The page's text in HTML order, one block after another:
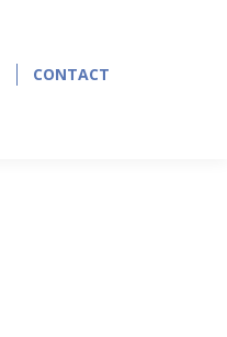
in
in
CONTACT
CONTACT